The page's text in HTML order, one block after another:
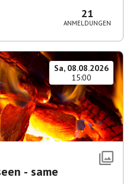
21
ANMELDUNGEN
Sa, 08.08.2026
15:00
- same